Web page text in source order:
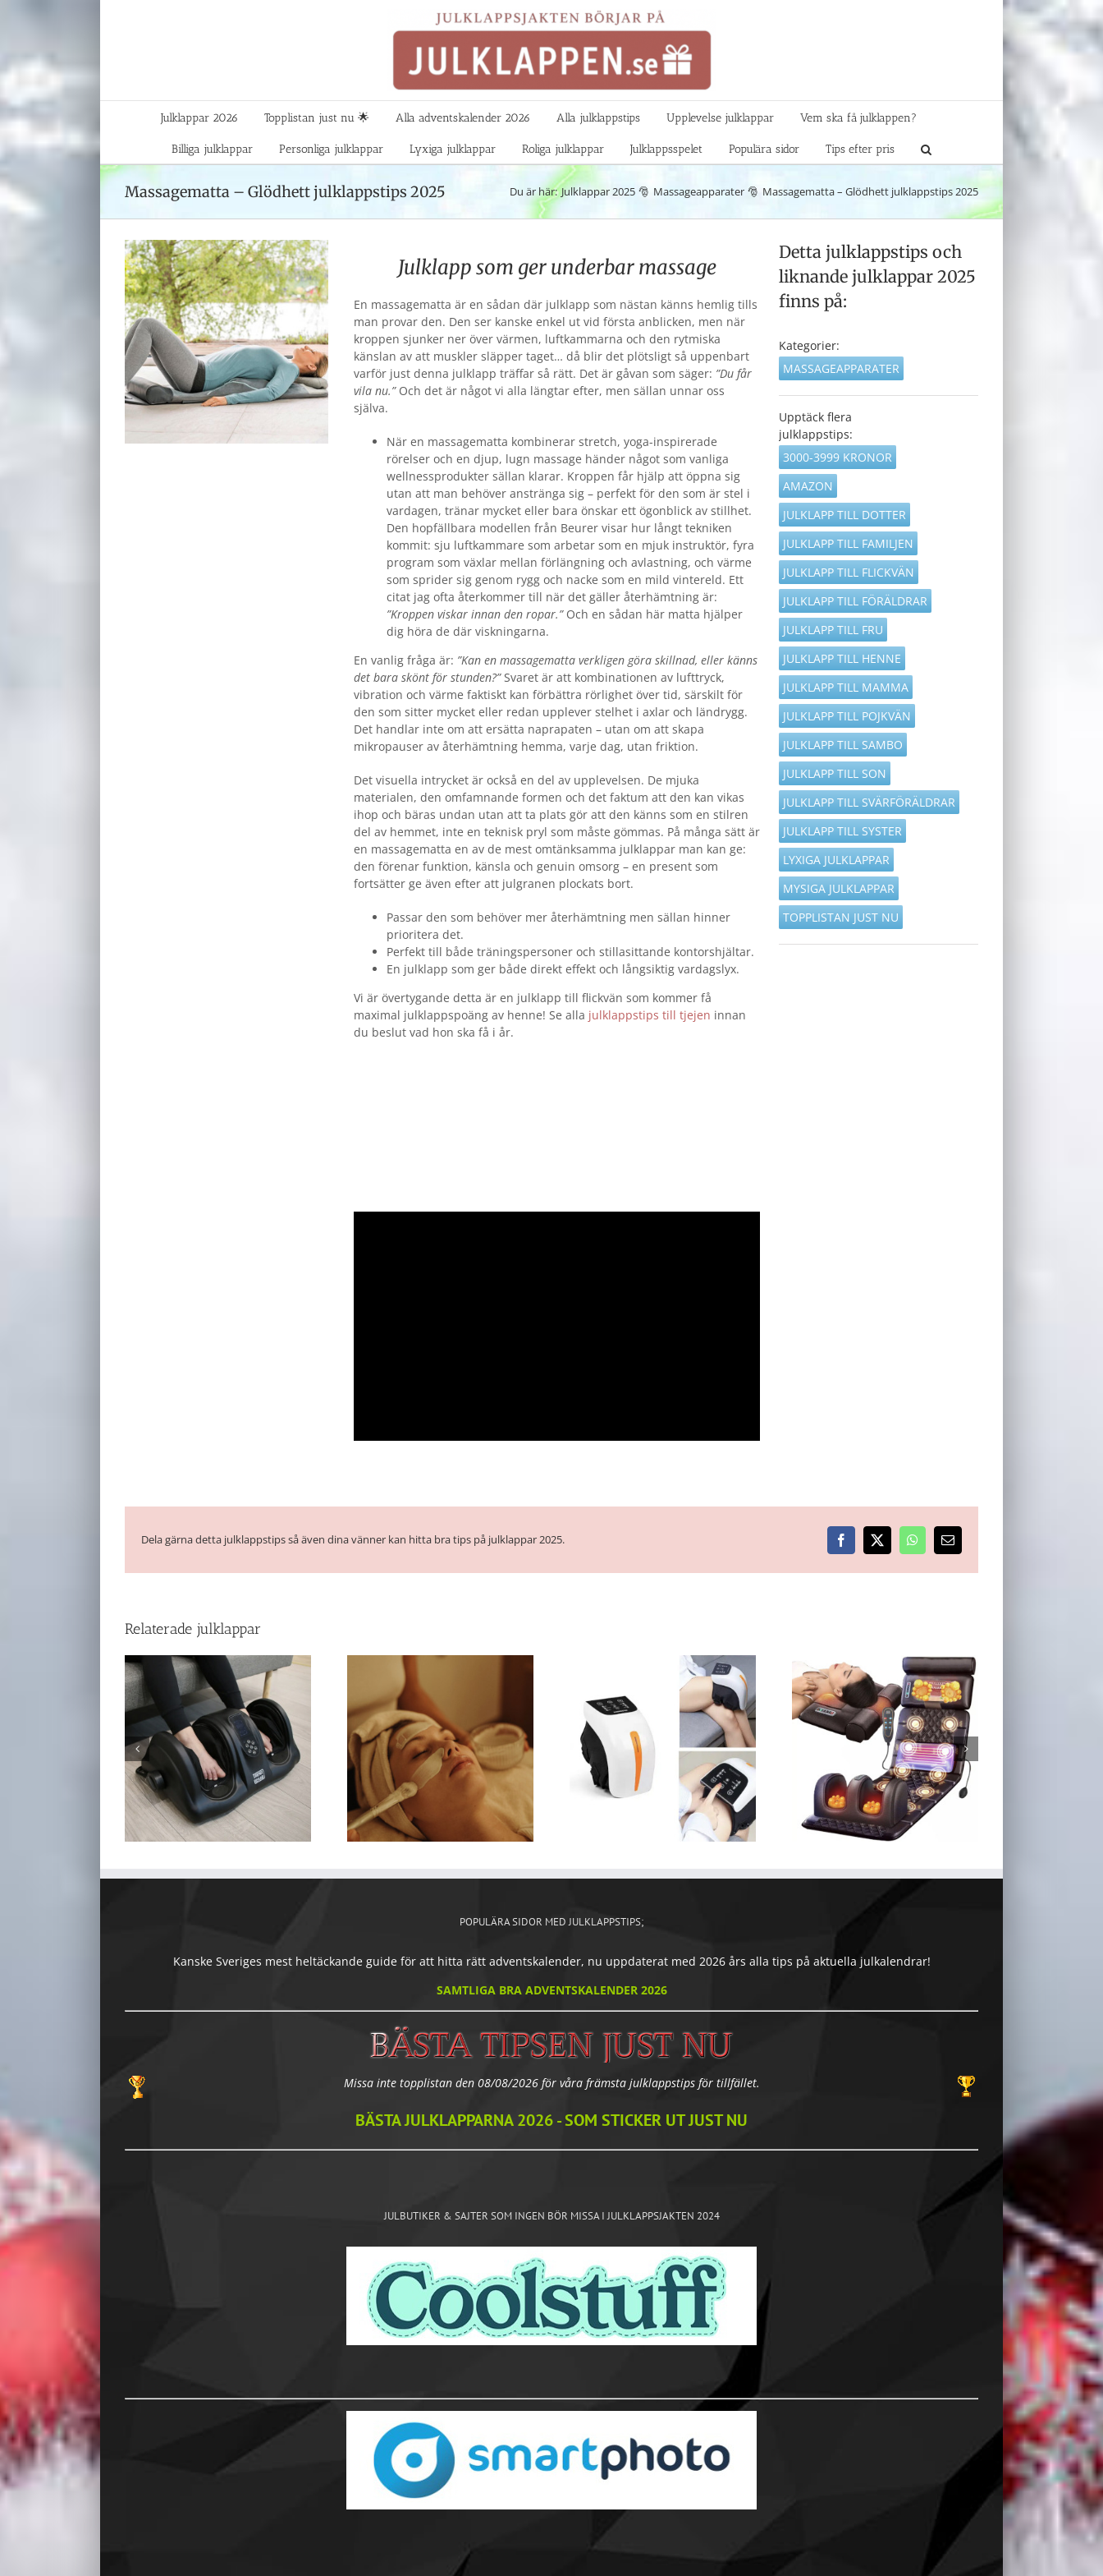
Julklappar 2026 Topplistan just nu 🌟 Alla adventskalender 2026 Alla julklappstips Upplevelse julklappar Vem ska få julklappen?
Billiga julklappar Personliga julklappar Lyxiga julklappar Roliga julklappar Julklappsspelet Populära sidor Tips efter pris
Massagematta – Glödhett julklappstips 2025 Du är här: Julklappar 2025 Massageapparater Massagematta – Glödhett julklappstips 2025
Julklapp som ger underbar massage
En massagematta är en sådan där julklapp som nästan känns hemlig tills
man provar den. Den ser kanske enkel ut vid första anblicken, men när
kroppen sjunker ner över värmen, luftkammarna och den rytmiska
känslan av att muskler släpper taget… då blir det plötsligt så uppenbart
varför just denna julklapp träffar så rätt. Det är gåvan som säger: ”Du får
vila nu.”Och det är något vi alla längtar efter, men sällan unnar oss
själva.
När en massagematta kombinerar stretch, yoga-inspirerade
rörelser och en djup, lugn massage händer något som vanliga
wellnessprodukter sällan klarar. Kroppen får hjälp att öppna sig
utan att man behöver anstränga sig – perfekt för den som är stel i
vardagen, tränar mycket eller bara önskar ett ögonblick av stillhet.
Den hopfällbara modellen från Beurer visar hur långt tekniken
kommit: sju luftkammare som arbetar som en mjuk instruktör, fyra
program som växlar mellan förlängning och avlastning, och värme
som sprider sig genom rygg och nacke som en mild vintereld. Ett
citat jag ofta återkommer till när det gäller återhämtning är:
”Kroppen viskar innan den ropar.”Och en sådan här matta hjälper
dig höra de där viskningarna.
En vanlig fråga är: ”Kan en massagematta verkligen göra skillnad, eller känns
det bara skönt för stunden?”Svaret är att kombinationen av lufttryck,
vibration och värme faktiskt kan förbättra rörlighet över tid, särskilt för
den som sitter mycket eller redan upplever stelhet i axlar och ländrygg.
Det handlar inte om att ersätta naprapaten – utan om att skapa
mikropauser av återhämtning hemma, varje dag, utan friktion.
Det visuella intrycket är också en del av upplevelsen. De mjuka
materialen, den omfamnande formen och det faktum att den kan vikas
ihop och bäras undan utan att ta plats gör att den känns som en stilren
del av hemmet, inte en teknisk pryl som måste gömmas. På många sätt är
en massagematta en av de mest omtänksamma julklappar man kan ge:
den förenar funktion, känsla och genuin omsorg – en present som
fortsätter ge även efter att julgranen plockats bort.
Passar den som behöver mer återhämtning men sällan hinner
prioritera det.
Perfekt till både träningspersoner och stillasittande kontorshjältar.
En julklapp som ger både direkt effekt och långsiktig vardagslyx.
Vi är övertygande detta är en julklapp till flickvän som kommer få
maximal julklappspoäng av henne! Se alla julklappstips till tjejen innan
du beslut vad hon ska få i år.
Detta julklappstips och
liknande julklappar 2025
finns på:
Kategorier:
MASSAGEAPPARATER
Upptäck flera
julklappstips:
3000-3999 KRONOR
AMAZON
JULKLAPP TILL DOTTER
JULKLAPP TILL FAMILJEN
JULKLAPP TILL FLICKVÄN
JULKLAPP TILL FÖRÄLDRAR
JULKLAPP TILL FRU
JULKLAPP TILL HENNE
JULKLAPP TILL MAMMA
JULKLAPP TILL POJKVÄN
JULKLAPP TILL SAMBO
JULKLAPP TILL SON
JULKLAPP TILL SVÄRFÖRÄLDRAR
JULKLAPP TILL SYSTER
LYXIGA JULKLAPPAR
MYSIGA JULKLAPPAR
TOPPLISTAN JUST NU
Dela gärna detta julklappstips så även dina vänner kan hitta bra tips på julklappar 2025. Facebook
X WhatsApp
E-
post
Relaterade julklappar
POPULÄRA SIDOR MED JULKLAPPSTIPS;
Kanske Sveriges mest heltäckande guide för att hitta rätt adventskalender, nu uppdaterat med 2026 års alla tips på aktuella julkalendrar!
SAMTLIGA BRA ADVENTSKALENDER 2026
Missa inte topplistan den 08/08/2026 för våra främsta julklappstips för tillfället.
BÄSTA JULKLAPPARNA 2026 - SOM STICKER UT JUST NU
JULBUTIKER & SAJTER SOM INGEN BÖR MISSA I JULKLAPPSJAKTEN 2024